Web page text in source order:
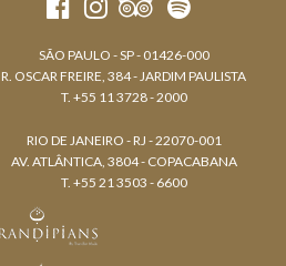
SÃO PAULO - SP - 01426-000
R. OSCAR FREIRE, 384 - JARDIM PAULISTA
T. +55 11 3728 - 2000
RIO DE JANEIRO - RJ - 22070-001
AV. ATLÂNTICA, 3804 - COPACABANA
T. +55 21 3503 - 6600